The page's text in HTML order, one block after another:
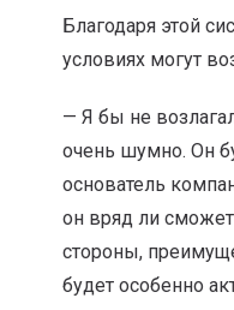
Благодаря этой
условиях могут
— Я бы не
очень шумно. Он
основатель
он вряд ли сможет
стороны,
будет особенно